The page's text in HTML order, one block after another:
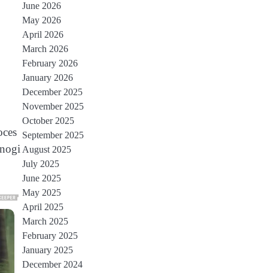
June 2026
May 2026
April 2026
March 2026
February 2026
January 2026
December 2025
November 2025
October 2025
September 2025
August 2025
July 2025
June 2025
May 2025
April 2025
March 2025
February 2025
January 2025
December 2024